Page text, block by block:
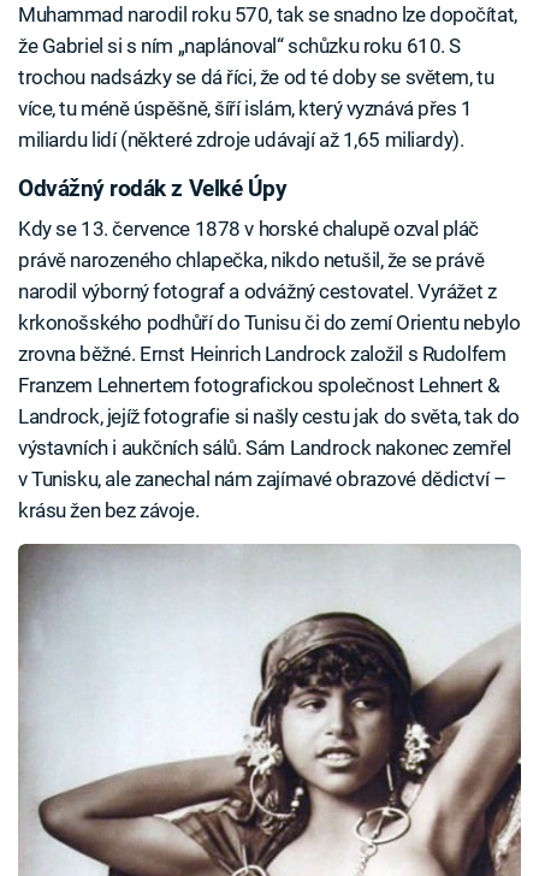
Muhammad narodil roku 570, tak se snadno lze dopočítat,
že Gabriel si s ním „naplánoval“ schůzku roku 610. S
trochou nadsázky se dá říci, že od té doby se světem, tu
více, tu méně úspěšně, šíří islám, který vyznává přes 1
miliardu lidí (některé zdroje udávají až 1,65 miliardy).
Odvážný rodák z Velké Úpy
Kdy se 13. července 1878 v horské chalupě ozval pláč
právě narozeného chlapečka, nikdo netušil, že se právě
narodil výborný fotograf a odvážný cestovatel. Vyrážet z
krkonošského podhůří do Tunisu či do zemí Orientu nebylo
zrovna běžné. Ernst Heinrich Landrock založil s Rudolfem
Franzem Lehnertem fotografickou společnost Lehnert &
Landrock, jejíž fotografie si našly cestu jak do světa, tak do
výstavních i aukčních sálů. Sám Landrock nakonec zemřel
v Tunisku, ale zanechal nám zajímavé obrazové dědictví –
krásu žen bez závoje.